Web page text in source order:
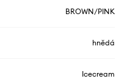
BROWN/PINK
hnědá
Icecream